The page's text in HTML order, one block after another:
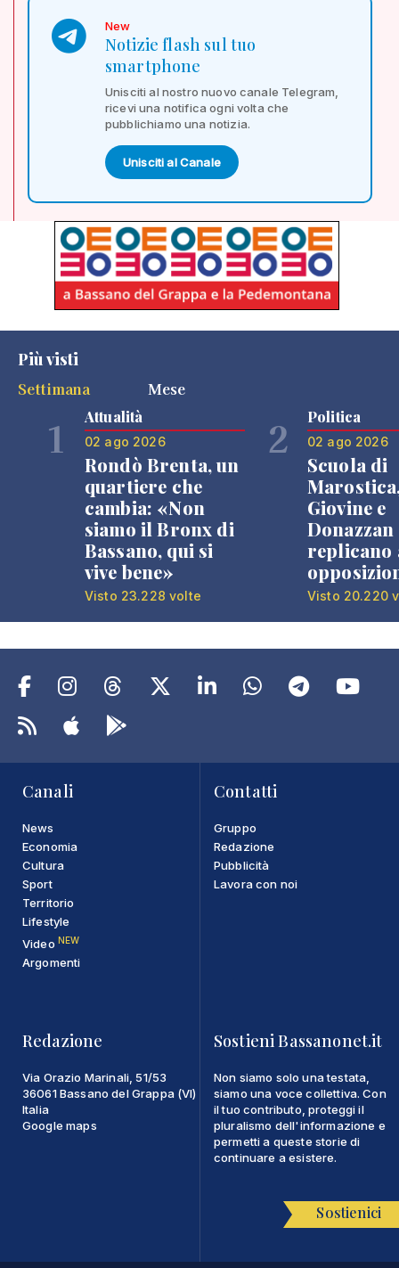
New
Notizie flash sul tuo
smartphone
Unisciti al nostro nuovo canale Telegram,
ricevi una notifica ogni volta che
pubblichiamo una notizia.
Unisciti al Canale
Più visti
Settimana
Mese
1 Attualità
02 ago 2026
Rondò Brenta, un
quartiere che
cambia: «Non
siamo il Bronx di
Bassano, qui si
vive bene»
Visto 23.228 volte
2 Politica
02 ago 2026
Scuola di
Giovine e
Donazzan
replicano
Visto 20.220
Canali
News
Economia
Cultura
Sport
Territorio
Lifestyle
Video NEW
Argomenti
Contatti
Gruppo
Redazione
Pubblicità
Lavora con noi
Redazione
Via Orazio Marinali, 51/53
36061 Bassano del Grappa (VI)
Italia
Google maps
Sostieni Bassanonet.it
Non siamo solo una testata,
siamo una voce collettiva. Con
il tuo contributo, proteggi il
pluralismo dell'informazione e
permetti a queste storie di
continuare a esistere.
Sostienici